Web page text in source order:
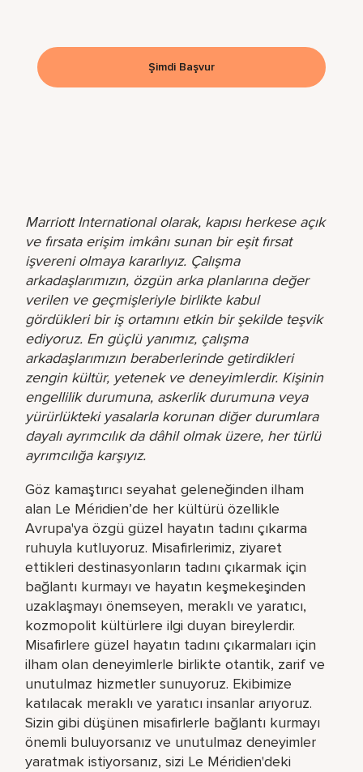
Marriott International olarak, kapısı herkese açık
ve fırsata erişim imkânı sunan bir eşit fırsat
işvereni olmaya kararlıyız. Çalışma
arkadaşlarımızın, özgün arka planlarına değer
verilen ve geçmişleriyle birlikte kabul
gördükleri bir iş ortamını etkin bir şekilde teşvik
ediyoruz. En güçlü yanımız, çalışma
arkadaşlarımızın beraberlerinde getirdikleri
zengin kültür, yetenek ve deneyimlerdir. Kişinin
engellilik durumuna, askerlik durumuna veya
yürürlükteki yasalarla korunan diğer durumlara
dayalı ayrımcılık da dâhil olmak üzere, her türlü
ayrımcılığa karşıyız.
Göz kamaştırıcı seyahat geleneğinden ilham
alan Le Méridien’de her kültürü özellikle
Avrupa'ya özgü güzel hayatın tadını çıkarma
ruhuyla kutluyoruz. Misafirlerimiz, ziyaret
ettikleri destinasyonların tadını çıkarmak için
bağlantı kurmayı ve hayatın keşmekeşinden
uzaklaşmayı önemseyen, meraklı ve yaratıcı,
kozmopolit kültürlere ilgi duyan bireylerdir.
Misafirlere güzel hayatın tadını çıkarmaları için
ilham olan deneyimlerle birlikte otantik, zarif ve
unutulmaz hizmetler sunuyoruz. Ekibimize
katılacak meraklı ve yaratıcı insanlar arıyoruz.
Sizin gibi düşünen misafirlerle bağlantı kurmayı
önemli buluyorsanız ve unutulmaz deneyimler
yaratmak istiyorsanız, sizi Le Méridien'deki
Şimdi Başvur